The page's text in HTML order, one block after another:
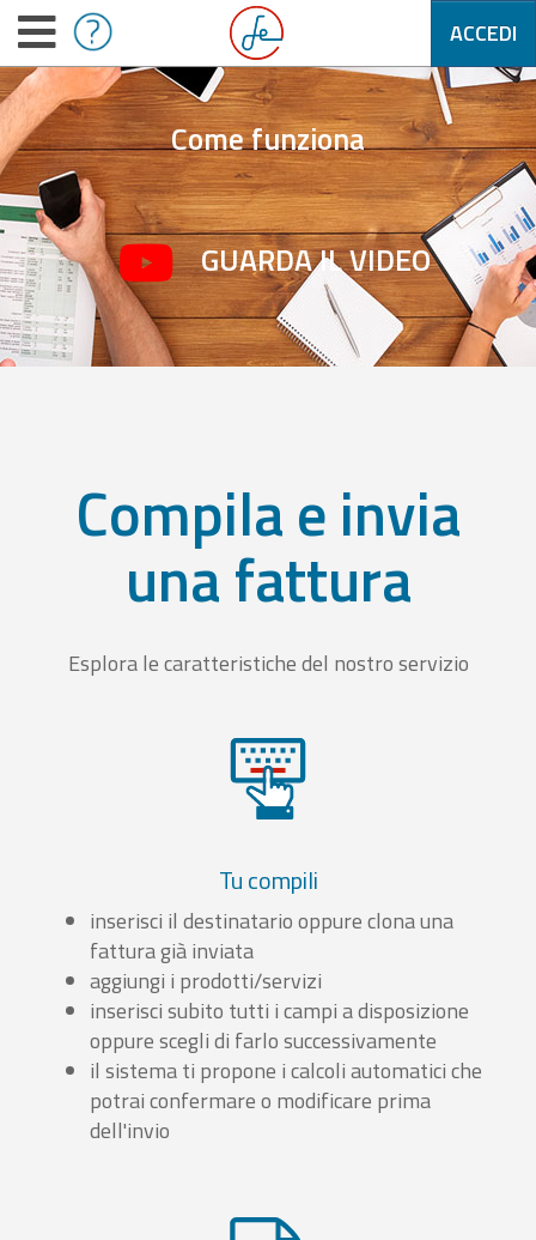
ACCEDI
Come funziona
GUARDA IL VIDEO
Compila e invia
una fattura
Esplora le caratteristiche del nostro servizio
Tu compili
inserisci il destinatario oppure clona una
fattura già inviata
aggiungi i prodotti/servizi
inserisci subito tutti i campi a disposizione
oppure scegli di farlo successivamente
il sistema ti propone i calcoli automatici che
potrai confermare o modificare prima
dell'invio